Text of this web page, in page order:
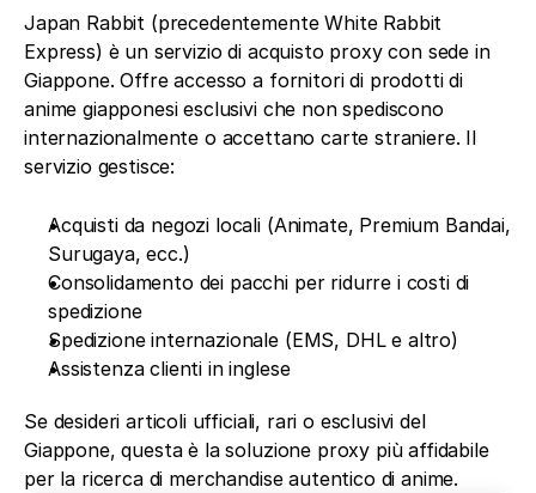
Japan Rabbit (precedentemente White Rabbit
Express) è un servizio di acquisto proxy con sede in
Giappone. Offre accesso a fornitori di prodotti di
anime giapponesi esclusivi che non spediscono
internazionalmente o accettano carte straniere. Il
servizio gestisce:
Acquisti da negozi locali (Animate, Premium Bandai,
Surugaya, ecc.)
Consolidamento dei pacchi per ridurre i costi di
spedizione
Spedizione internazionale (EMS, DHL e altro)
Assistenza clienti in inglese
Se desideri articoli ufficiali, rari o esclusivi del
Giappone, questa è la soluzione proxy più affidabile
per la ricerca di merchandise autentico di anime.